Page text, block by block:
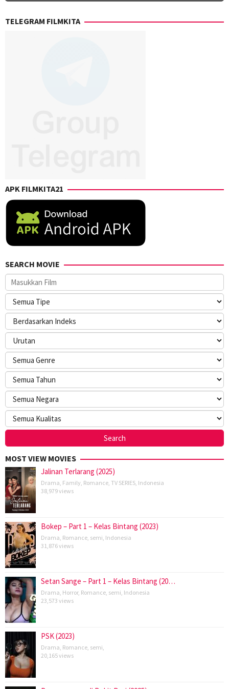
TELEGRAM FILMKITA
APK FILMKITA21
SEARCH MOVIE
MOST VIEW MOVIES
Jalinan Terlarang (2025)
Drama Family Romance TV SERIES Indonesia
38,979 views
Bokep – Part 1 – Kelas Bintang (2023)
Drama Romance semi Indonesia
31,876 views
Setan Sange – Part 1 – Kelas Bintang (20…
Drama Horror, Romance semi Indonesia
23,573 views
PSK (2023)
Drama Romance semi
20,165 views